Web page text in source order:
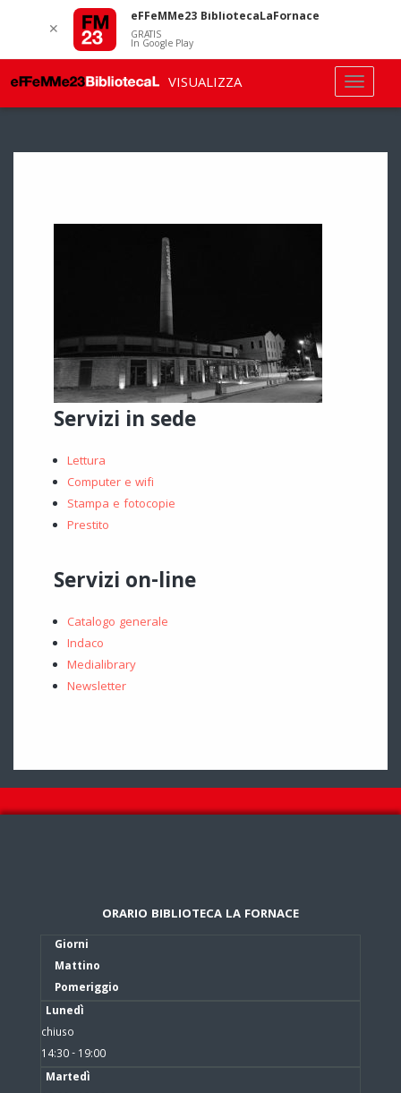
Servizi in sede
Lettura
Computer e wifi
Stampa e fotocopie
Prestito
Servizi on-line
Catalogo generale
Indaco
Medialibrary
Newsletter
ORARIO BIBLIOTECA LA FORNACE
Giorni
Mattino
Pomeriggio
Lunedì
chiuso
14:30 - 19:00
Martedì
✕
eFFeMMe23 BibliotecaLaFornace
GRATIS
In Google Play
VISUALIZZA